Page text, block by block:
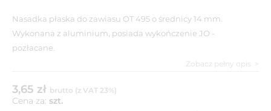
Nasadka płaska do zawiasu OT 495 o średnicy 14 mm.
Wykonana z aluminium, posiada wykończenie JO -
pozłacane.
Zobacz pełny opis
3,65 zł brutto (z VAT 23%)
Cena za: szt.